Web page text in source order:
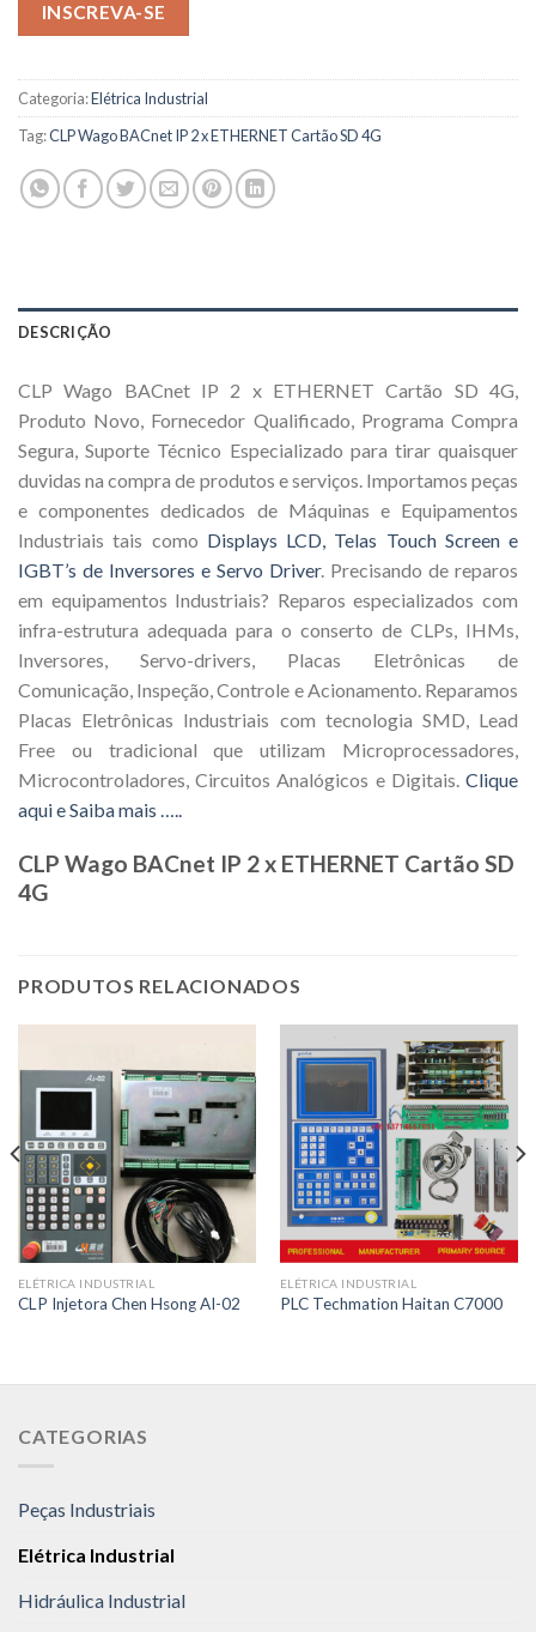
INSCREVA-SE
Categoria:Elétrica Industrial
Tag:CLP Wago BACnet IP 2 x ETHERNET Cartão SD 4G
DESCRIÇÃO
CLP Wago BACnet IP 2 x ETHERNET Cartão SD 4G,
Produto Novo, Fornecedor Qualificado, Programa Compra
Segura, Suporte Técnico Especializado para tirar quaisquer
duvidas na compra de produtos e serviços. Importamos peças
e componentes dedicados de Máquinas e Equipamentos
Industriais tais como Displays LCD, Telas Touch Screen e
IGBT’s de Inversores e Servo Driver. Precisando de reparos
em equipamentos Industriais? Reparos especializados com
infra-estrutura adequada para o conserto de CLPs, IHMs,
Inversores, Servo-drivers, Placas Eletrônicas de
Comunicação, Inspeção, Controle e Acionamento. Reparamos
Placas Eletrônicas Industriais com tecnologia SMD, Lead
Free ou tradicional que utilizam Microprocessadores,
Microcontroladores, Circuitos Analógicos e Digitais. Clique
aqui e Saiba mais …..
CLP Wago BACnet IP 2 x ETHERNET Cartão SD
4G
PRODUTOS RELACIONADOS
ELÉTRICA INDUSTRIAL
CLP Injetora Chen Hsong AI-02
ELÉTRICA INDUSTRIAL
PLC Techmation Haitan C7000
CATEGORIAS
Peças Industriais
Elétrica Industrial
Hidráulica Industrial